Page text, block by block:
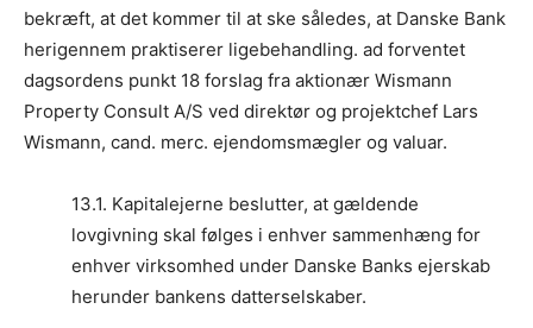
bekræft, at det kommer til at ske således, at Danske Bank
herigennem praktiserer ligebehandling. ad forventet
dagsordens punkt 18 forslag fra aktionær Wismann
Property Consult A/S ved direktør og projektchef Lars
Wismann, cand. merc. ejendomsmægler og valuar.
13.1. Kapitalejerne beslutter, at gældende
lovgivning skal følges i enhver sammenhæng for
enhver virksomhed under Danske Banks ejerskab
herunder bankens datterselskaber.